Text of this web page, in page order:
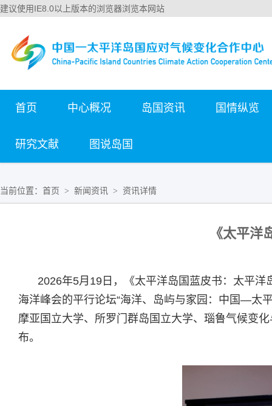
建议使用IE8.0以上版本的浏览器浏览本网站
首页 中心概况 岛国资讯 国情纵览
研究文献 图说岛国
当前位置： 首页 > 新闻资讯 > 资讯详情
《太平